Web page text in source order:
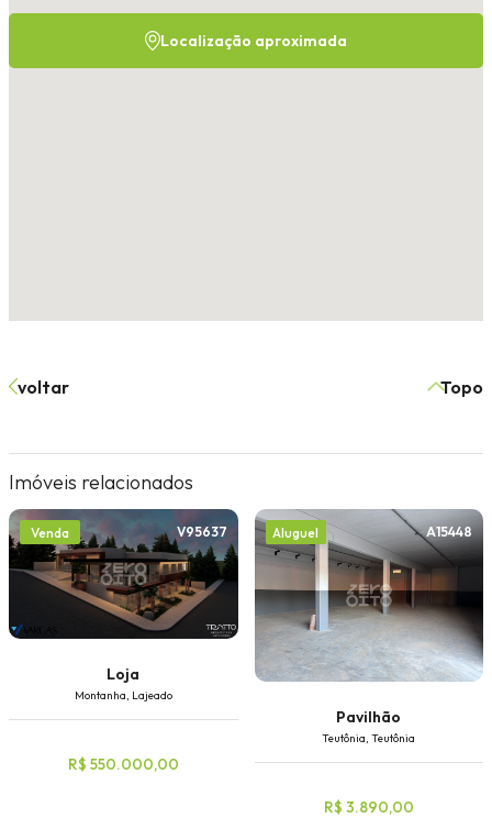
Localização aproximada
voltar Topo
Imóveis relacionados
Venda V95637
Loja
Montanha, Lajeado
R$ 550.000,00
Aluguel A15448
Pavilhão
Teutônia, Teutônia
R$ 3.890,00